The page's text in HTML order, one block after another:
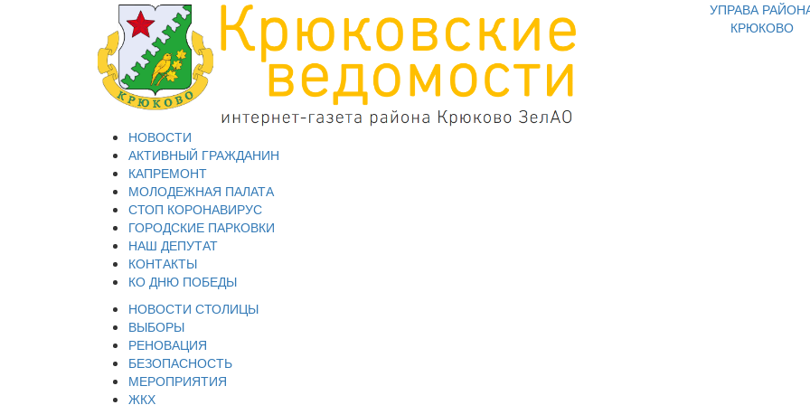
УПРАВА
КРЮКОВО
НОВОСТИ
АКТИВНЫЙ ГРАЖДАНИН
КАПРЕМОНТ
МОЛОДЕЖНАЯ ПАЛАТА
СТОП КОРОНАВИРУС
ГОРОДСКИЕ ПАРКОВКИ
НАШ ДЕПУТАТ
КОНТАКТЫ
КО ДНЮ ПОБЕДЫ
НОВОСТИ СТОЛИЦЫ
ВЫБОРЫ
РЕНОВАЦИЯ
БЕЗОПАСНОСТЬ
МЕРОПРИЯТИЯ
ЖКХ